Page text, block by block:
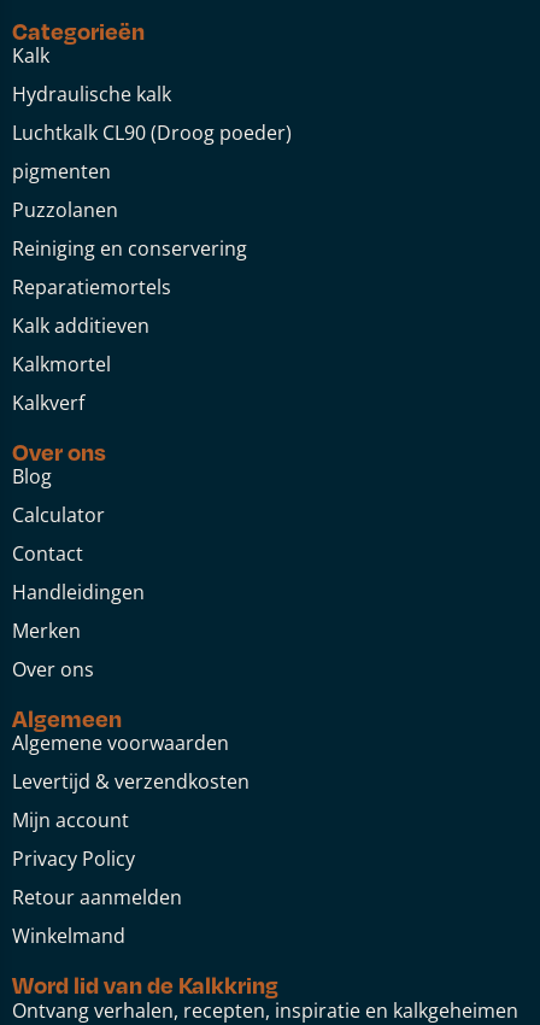
Categorieën
Kalk
Hydraulische kalk
Luchtkalk CL90 (Droog poeder)
pigmenten
Puzzolanen
Reiniging en conservering
Reparatiemortels
Kalk additieven
Kalkmortel
Kalkverf
Over ons
Blog
Calculator
Contact
Handleidingen
Merken
Over ons
Algemeen
Algemene voorwaarden
Levertijd & verzendkosten
Mijn account
Privacy Policy
Retour aanmelden
Winkelmand
Word lid van de Kalkkring
Ontvang verhalen, recepten, inspiratie en kalkgeheimen